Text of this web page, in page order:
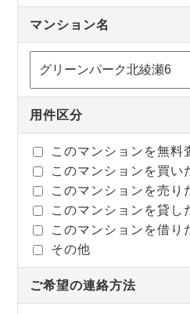
マンション名
用件区分
このマンションを無料
このマンションを買い
このマンションを売り
このマンションを貸し
このマンションを借り
その他
ご希望の連絡方法